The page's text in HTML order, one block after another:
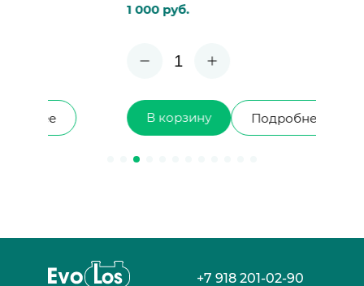
В корзину Подробнее
+7 918 201-02-90